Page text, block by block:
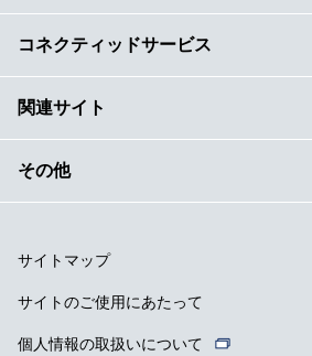
コネクティッドサービス
関連サイト
その他
サイトマップ
サイトのご使用にあたって
個人情報の取扱いについて